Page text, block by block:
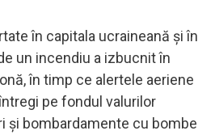
în capitala ucraineană și în
un incendiu a izbucnit în
în timp ce alertele aeriene
pe fondul valurilor
și bombardamente cu bombe